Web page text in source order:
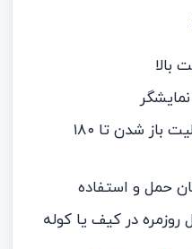
بالا
لولای روان و محکم با قابلیت باز شدن تا ۱۸۰
حمل و استفاده
در کیف یا کوله